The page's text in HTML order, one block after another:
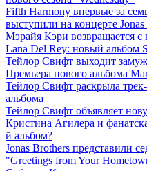
Fifth Harmony впервые за
выступили на концерте Jonas
Мэрайя Кэри возвращается
Lana Del Rey: новый альбом
Тейлор Свифт выходит замуж
Премьера нового альбома
Тейлор Свифт раскрыла
альбома
Тейлор Свифт объявляет
Кристина Агилера и
й альбом?
Jonas Brothers представили
"Greetings from Your